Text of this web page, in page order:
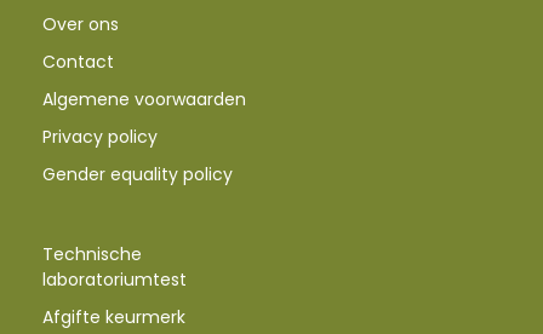
Over ons
Contact
Algemene voorwaarden
Privacy policy
Gender equality policy
Technische
laboratoriumtest
Afgifte keurmerk